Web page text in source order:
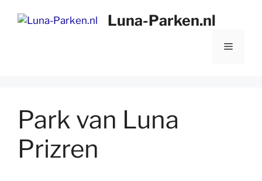
naar
Luna-Parken.nl
Menu
Park van Luna
Prizren